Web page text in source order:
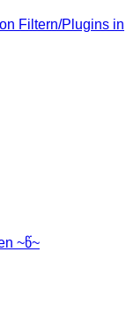
Filtern/Plugins in
~წ~